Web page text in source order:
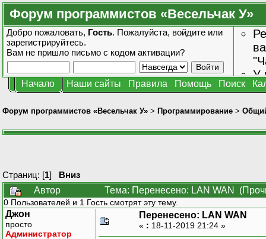
Форум программистов «Весельчак У»
Добро пожаловать, Гость. Пожалуйста, войдите или
зарегистрируйтесь.
Вам не пришло письмо с кодом активации?
У
Начало Наши сайты Правила Помощь Поиск
Форум программистов «Весельчак У» > Программирование >
Страниц: [1] Вниз
Автор
Тема: Перенесено: LAN WAN
0 Пользователей и 1 Гость смотрят эту тему.
Джон
просто
Администратор
Перенесено: LAN WAN
« : 18-11-2019 21:24 »